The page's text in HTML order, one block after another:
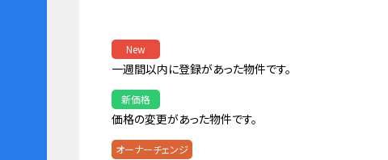
New
一週間以内に登録があった物件です。
新価格
価格の変更があった物件です。
オーナーチェンジ